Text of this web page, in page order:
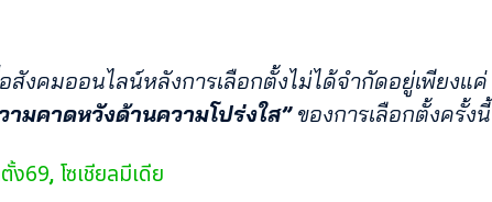
สังคมออนไลน์หลังการเลือกตั้งไม่ได้จำกัดอยู่เพียงแค่
ามคาดหวังด้านความโปร่งใส”ของการเลือกตั้งครั้งนี้
ง69, โซเชียลมีเดีย